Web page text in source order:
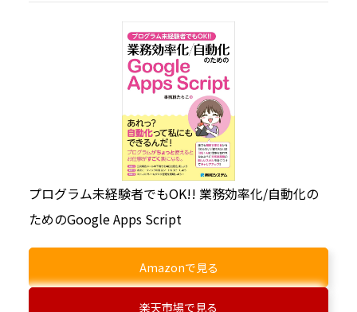
プログラム未経験者でもOK!! 業務効率化/自動化の
ためのGoogle Apps Script
Amazonで見る
楽天市場で見る